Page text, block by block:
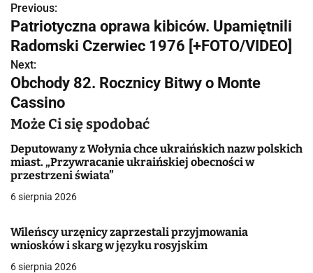
N
a
w
i
g
a
c
j
a
w
Previous:
Patriotyczna oprawa kibiców. Upamiętnili
Radomski Czerwiec 1976 [+FOTO/VIDEO]
Next:
Obchody 82. Rocznicy Bitwy o Monte
Cassino
Może Ci się spodobać
Deputowany z Wołynia chce ukraińskich nazw polskich
miast. „Przywracanie ukraińskiej obecności w
przestrzeni świata”
6 sierpnia 2026
Wileńscy urzęnicy zaprzestali przyjmowania
wniosków i skarg w języku rosyjskim
6 sierpnia 2026